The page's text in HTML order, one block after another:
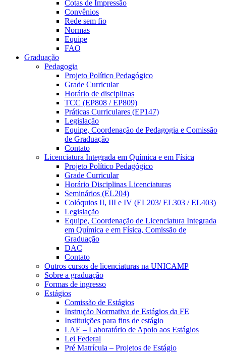
Cotas de Impressão
Convênios
Rede sem fio
Normas
Equipe
FAQ
Graduação
Pedagogia
Projeto Político Pedagógico
Grade Curricular
Horário de disciplinas
TCC (EP808 / EP809)
Práticas Curriculares (EP147)
Legislação
Equipe, Coordenação de Pedagogia e Comissão
de Graduação
Contato
Licenciatura Integrada em Química e em Física
Projeto Político Pedagógico
Grade Curricular
Horário Disciplinas Licenciaturas
Seminários (EL204)
Colóquios II, III e IV (EL203/ EL303 / EL403)
Legislação
Equipe, Coordenação de Licenciatura Integrada
em Química e em Física, Comissão de
Graduação
DAC
Contato
Outros cursos de licenciaturas na UNICAMP
Sobre a graduação
Formas de ingresso
Estágios
Comissão de Estágios
Instrução Normativa de Estágios da FE
Instituições para fins de estágio
LAE – Laboratório de Apoio aos Estágios
Lei Federal
Pré Matrícula – Projetos de Estágio